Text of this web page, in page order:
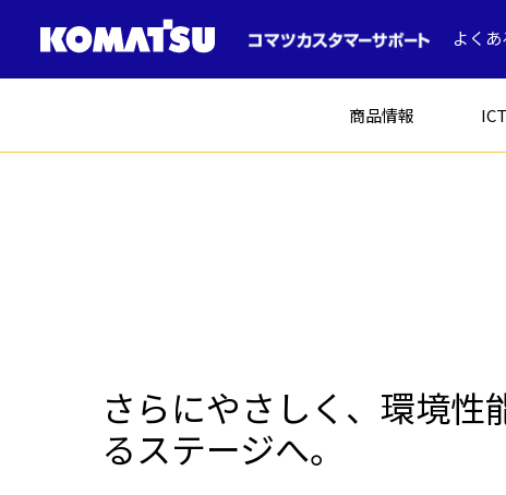
よく
商品情報
土木
ICT建機
コマツの中古車
さらにやさしく、環境性
るステージへ。